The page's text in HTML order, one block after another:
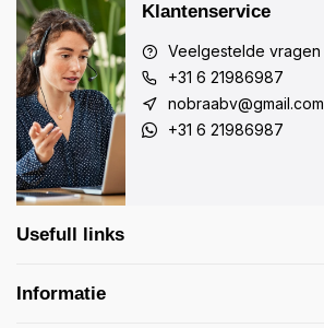
Klantenservice
Veelgestelde vragen
+31 6 21986987
nobraabv@gmail.com
+31 6 21986987
Usefull links
Informatie